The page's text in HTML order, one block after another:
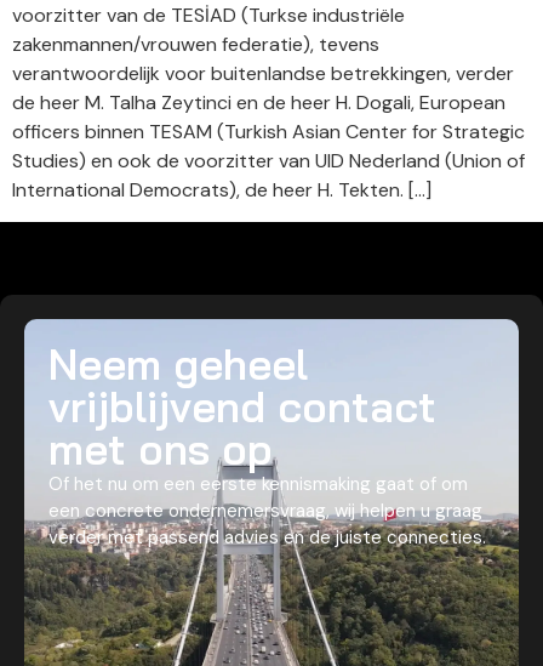
voorzitter van de TESİAD (Turkse industriële
zakenmannen/vrouwen federatie), tevens
verantwoordelijk voor buitenlandse betrekkingen, verder
de heer M. Talha Zeytinci en de heer H. Dogali, European
officers binnen TESAM (Turkish Asian Center for Strategic
Studies) en ook de voorzitter van UID Nederland (Union of
International Democrats), de heer H. Tekten. […]
Neem geheel
vrijblijvend contact
met ons op
Of het nu om een eerste kennismaking gaat of om
een concrete ondernemersvraag, wij helpen u graag
verder met passend advies en de juiste connecties.